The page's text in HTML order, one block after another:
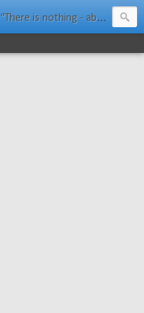
"There is nothing - absolutely nothing - half so much worth doing as simply messing about in boats." Water Rat, Kenneth Grahame